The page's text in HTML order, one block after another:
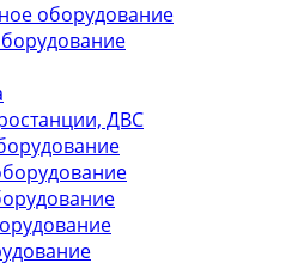
оборудование
ДВС